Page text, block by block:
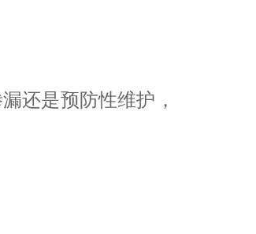
还是预防性维护，